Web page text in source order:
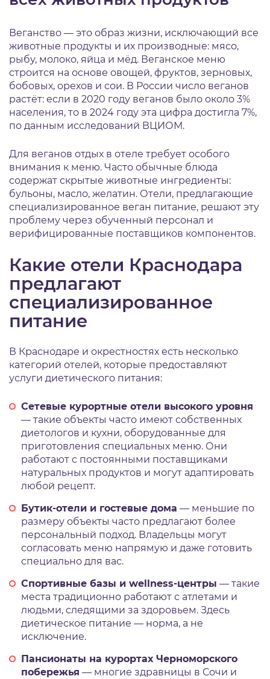
Веганство — это образ жизни, исключающий все
животные продукты и их производные: мясо,
рыбу, молоко, яйца и мёд. Веганское меню
строится на основе овощей, фруктов, зерновых,
бобовых, орехов и сои. В России число веганов
растёт: если в 2020 году веганов было около 3%
населения, то в 2024 году эта цифра достигла 7%,
по данным исследований ВЦИОМ.
Для веганов отдых в отеле требует особого
внимания к меню. Часто обычные блюда
содержат скрытые животные ингредиенты:
бульоны, масло, желатин. Отели, предлагающие
специализированное веган питание, решают эту
проблему через обученный персонал и
верифицированные поставщиков компонентов.
Какие отели Краснодара
предлагают
специализированное
питание
В Краснодаре и окрестностях есть несколько
категорий отелей, которые предоставляют
услуги диетического питания:
Сетевые курортные отели высокого уровня
— такие объекты часто имеют собственных
диетологов и кухни, оборудованные для
приготовления специальных меню. Они
работают с постоянными поставщиками
натуральных продуктов и могут адаптировать
любой рецепт.
Бутик-отели и гостевые дома — меньшие по
размеру объекты часто предлагают более
персональный подход. Владельцы могут
согласовать меню напрямую и даже готовить
специально для вас.
Спортивные базы и wellness-центры — такие
места традиционно работают с атлетами и
людьми, следящими за здоровьем. Здесь
диетическое питание — норма, а не
исключение.
Пансионаты на курортах Черноморского
побережья — многие здравницы в Сочи и